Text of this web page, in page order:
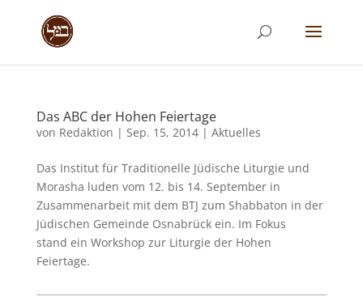
Das ABC der Hohen Feiertage
von Redaktion | Sep. 15, 2014| Aktuelles
Das Institut für Traditionelle Jüdische Liturgie und
Morasha luden vom 12. bis 14. September in
Zusammenarbeit mit dem BTJ zum Shabbaton in der
Jüdischen Gemeinde Osnabrück ein. Im Fokus
stand ein Workshop zur Liturgie der Hohen
Feiertage.